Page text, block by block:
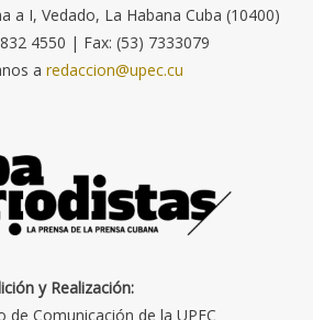
a I, Vedado, La Habana Cuba (10400)
4550 | Fax: (53) 7333079
a redaccion@upec.cu
y Realización:
de Comunicación de la UPEC